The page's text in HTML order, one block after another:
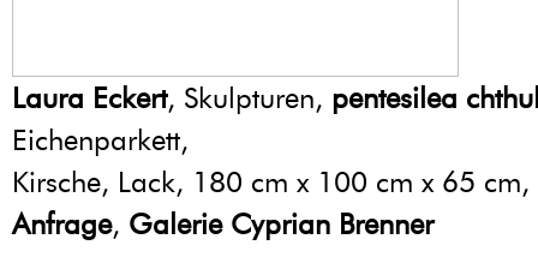
Laura Eckert, Skulpturen, pentesilea
Eichenparkett,
Kirsche, Lack, 180 cm x 100 cm x 65 cm,
Anfrage, Galerie Cyprian Brenner